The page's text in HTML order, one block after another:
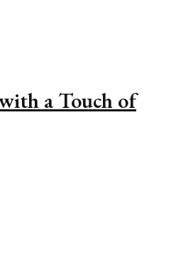
a Touch of